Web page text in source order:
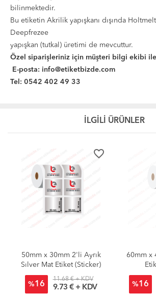
bilinmektedir.
Bu etiketin Akrilik yapışkanı dışında
Deepfrezee
yapışkan (tutkal) üretimi de mevcuttur.
Özel siparişleriniz için müşteri bilgi ekibi
E-posta: info@etiketbizde.com
Tel: 0542 402 49 33
İLGİLİ ÜRÜNLER
favorite_border
50mm x 30mm 2'li Ayrık
Sılver Mat Etiket (Sticker)
%16
11.68 € + KDV
9.73 € + KDV
60mm x
%16